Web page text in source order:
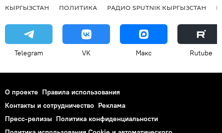
КЫРГЫЗСТАН ПОЛИТИКА РАДИО SPUTNIK КЫРГЫЗСТАН
Telegram VK Макс Rutube
О проекте Правила использования
Контакты и сотрудничество Реклама
Пресс-релизы Политика конфиденциальности